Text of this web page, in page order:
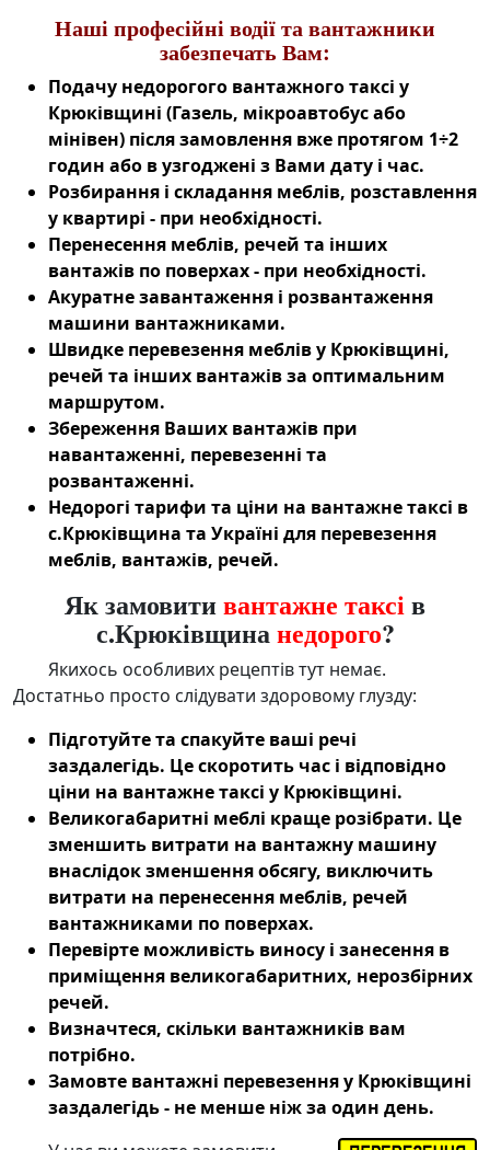
Наші професійні водії та вантажники
забезпечать Вам:
Подачу недорогого вантажного таксі у
Крюківщині (Газель, мікроавтобус або
мінівен) після замовлення вже протягом 1÷2
годин або в узгоджені з Вами дату і час.
Розбирання і складання меблів, розставлення
у квартирі - при необхідності.
Перенесення меблів, речей та інших
вантажів по поверхах - при необхідності.
Акуратне завантаження і розвантаження
машини вантажниками.
Швидке перевезення меблів у Крюківщині,
речей та інших вантажів за оптимальним
маршрутом.
Збереження Ваших вантажів при
навантаженні, перевезенні та
розвантаженні.
Недорогі тарифи та ціни на вантажне таксі в
с.Крюківщина та Україні для перевезення
меблів, вантажів, речей.
Як замовитивантажне таксів
с.Крюківщинанедорого?
Якихось особливих рецептів тут немає.
Достатньо просто слідувати здоровому глузду:
Підготуйте та спакуйте ваші речі
заздалегідь. Це скоротить час і відповідно
ціни на вантажне таксі у Крюківщині.
Великогабаритні меблі краще розібрати. Це
зменшить витрати на вантажну машину
внаслідок зменшення обсягу, виключить
витрати на перенесення меблів, речей
вантажниками по поверхах.
Перевірте можливість виносу і занесення в
приміщення великогабаритних, нерозбірних
речей.
Визначтеся, скільки вантажників вам
потрібно.
Замовте вантажні перевезення у Крюківщині
заздалегідь - не менше ніж за один день.